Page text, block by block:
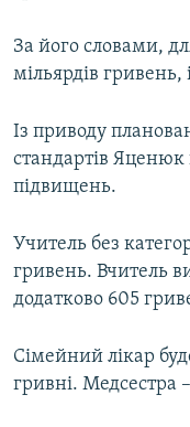
За його словами,
мільярдів
Із приводу
стандартів
підвищень.
Учитель без
гривень. Вчитель
додатково 605
Сімейний лікар
гривні. Медсестра